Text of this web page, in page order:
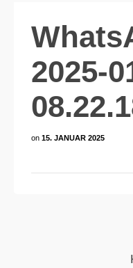
2025-
on 15. JANUAR 2025